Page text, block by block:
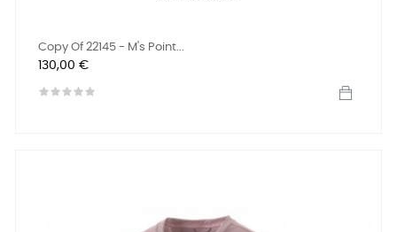
Copy Of 22145 - M's Point...
Precio
130,00 €